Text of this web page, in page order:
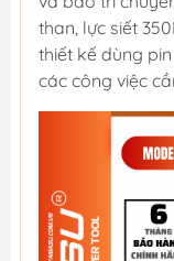
than, lực siết
thiết kế dùng
các công việc